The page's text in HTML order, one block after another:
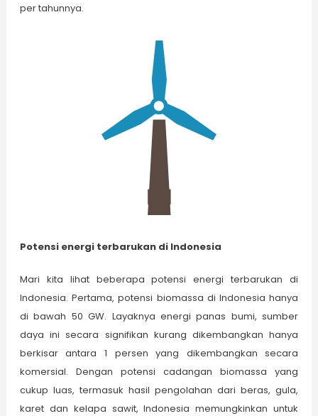
per tahunnya.
Potensi energi terbarukandi Indonesia
Mari kita lihat beberapa potensi energi terbarukan di
Indonesia. Pertama, potensi biomassa di Indonesia hanya
di bawah 50 GW. Layaknya energi panas bumi, sumber
daya ini secara signifikan kurang dikembangkan hanya
berkisar antara 1 persen yang dikembangkan secara
komersial. Dengan potensi cadangan biomassa yang
cukup luas, termasuk hasil pengolahan dari beras, gula,
karet dan kelapa sawit, Indonesia memungkinkan untuk